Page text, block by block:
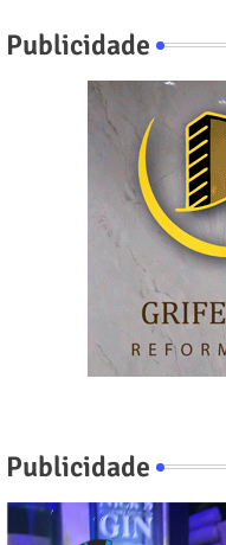
Publicidade
Publicidade